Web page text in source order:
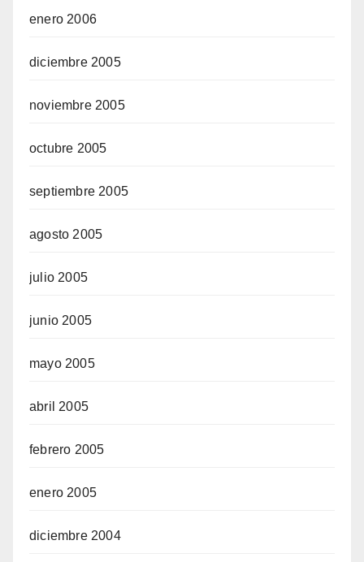
enero 2006
diciembre 2005
noviembre 2005
octubre 2005
septiembre 2005
agosto 2005
julio 2005
junio 2005
mayo 2005
abril 2005
febrero 2005
enero 2005
diciembre 2004